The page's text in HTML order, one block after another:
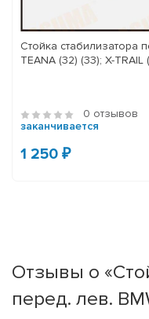
Стойка стабилизатора
TEANA (32) (33); X-TRAIL
0 отзывов
заканчивается
1 250 ₽
Отзывы о
перед. лев.